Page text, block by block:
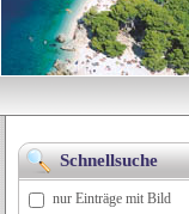
Schnellsuche
nur Einträge mit Bild